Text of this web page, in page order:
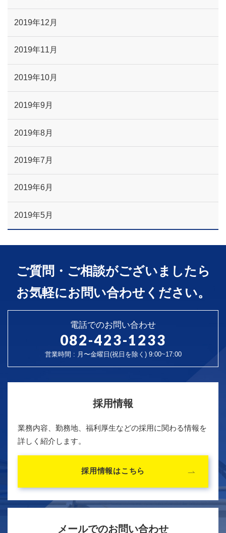
2019年12月
2019年11月
2019年10月
2019年9月
2019年8月
2019年7月
2019年6月
2019年5月
ご質問・ご相談がございましたら
お気軽にお問い合わせください。
電話でのお問い合わせ
082-423-1233
営業時間 : 月〜金曜日(祝日を除く) 9:00~17:00
採用情報
業務内容、勤務地、福利厚生などの採用に関わる情報を
詳しく紹介します。
採用情報はこちら
メールでのお問い合わせ